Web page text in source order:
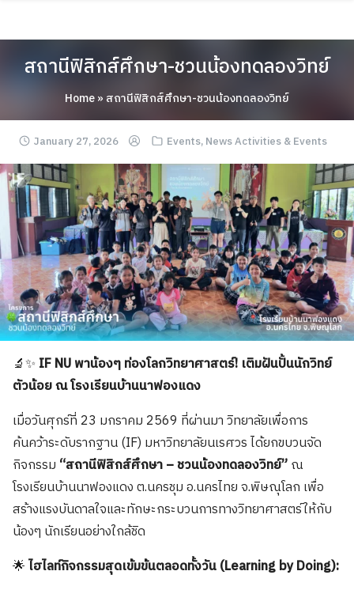
RESEARCH
Apply Now!
สถานีฟิสิกส์ศึกษา-ชวนน้องทดลองวิทย์
Home» สถานีฟิสิกส์ศึกษา-ชวนน้องทดลองวิทย์
January 27, 2026 Events,News Activities & Events
🔬✨ IF NU พาน้องๆ ท่องโลกวิทยาศาสตร์! เติมฝันปั้นนักวิทย์
ตัวน้อย ณ โรงเรียนบ้านนาฟองแดง
เมื่อวันศุกร์ที่ 23 มกราคม 2569 ที่ผ่านมา วิทยาลัยเพื่อการ
ค้นคว้าระดับรากฐาน (IF) มหาวิทยาลัยนเรศวร ได้ยกขบวนจัด
กิจกรรม “สถานีฟิสิกส์ศึกษา – ชวนน้องทดลองวิทย์”ณ
โรงเรียนบ้านนาฟองแดง ต.นครชุม อ.นครไทย จ.พิษณุโลก เพื่อ
สร้างแรงบันดาลใจและทักษะกระบวนการทางวิทยาศาสตร์ให้กับ
น้องๆ นักเรียนอย่างใกล้ชิด
🌟ไฮไลท์กิจกรรมสุดเข้มข้นตลอดทั้งวัน (Learning by Doing):